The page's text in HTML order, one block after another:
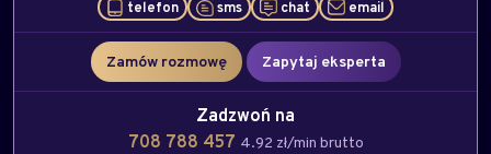
telefon sms chat email
Zamów rozmowę Zapytaj eksperta
Zadzwoń na
708 788 457 4.92 zł/min brutto